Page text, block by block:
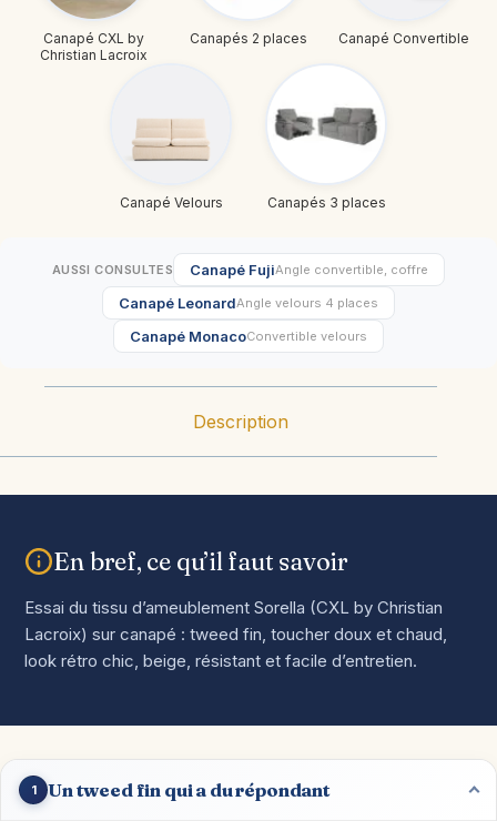
Canapé CXL by
Christian Lacroix
Canapés 2 places Canapé Convertible
Canapé Velours Canapés 3 places
AUSSI CONSULTES Canapé FujiAngle convertible, coffre
Canapé LeonardAngle velours 4 places
Canapé MonacoConvertible velours
Description
En bref, ce qu’il faut savoir
Essai du tissu d’ameublement Sorella (CXL by Christian
Lacroix) sur canapé : tweed fin, toucher doux et chaud,
look rétro chic, beige, résistant et facile d’entretien.
1 Un tweed fin qui a du répondant